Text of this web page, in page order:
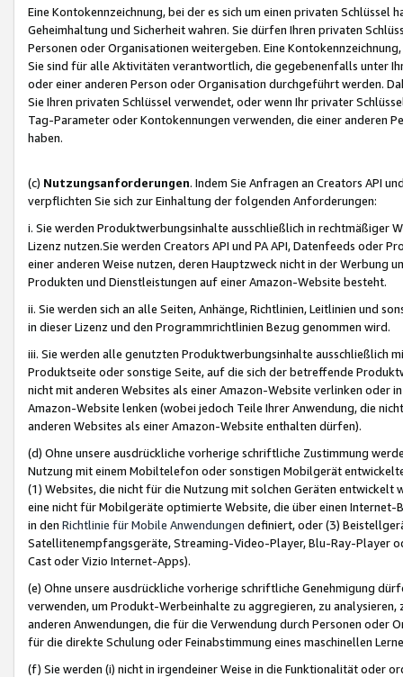
Eine Kontokennzeichnung, bei der es sich um einen privaten
Geheimhaltung und Sicherheit wahren. Sie dürfen Ihren privaten
Personen oder Organisationen weitergeben. Eine
Sie sind für alle Aktivitäten verantwortlich, die gegebenenfalls unter
oder einer anderen Person oder Organisation durchgeführt werden.
Sie Ihren privaten Schlüssel verwendet, oder wenn Ihr privater
Tag-Parameter oder Kontokennungen verwenden, die einer anderen
haben.
(c) Nutzungsanforderungen. Indem Sie Anfragen an Creators API
verpflichten Sie sich zur Einhaltung der folgenden Anforderungen:
i. Sie werden Produktwerbungsinhalte ausschließlich in rechtmäßiger
Lizenz nutzen.Sie werden Creators API und PA API, Datenfeeds oder
einer anderen Weise nutzen, deren Hauptzweck nicht in der Werbung
Produkten und Dienstleistungen auf einer Amazon-Website besteht.
ii. Sie werden sich an alle Seiten, Anhänge, Richtlinien, Leitlinien und
in dieser Lizenz und den Programmrichtlinien Bezug genommen wird.
iii. Sie werden alle genutzten Produktwerbungsinhalte ausschließlich
Produktseite oder sonstige Seite, auf die sich der betreffende
nicht mit anderen Websites als einer Amazon-Website verlinken oder
Amazon-Website lenken (wobei jedoch Teile Ihrer Anwendung, die
anderen Websites als einer Amazon-Website enthalten dürfen).
(d) Ohne unsere ausdrückliche vorherige schriftliche Zustimmung
Nutzung mit einem Mobiltelefon oder sonstigen Mobilgerät
(1) Websites, die nicht für die Nutzung mit solchen Geräten
eine nicht für Mobilgeräte optimierte Website, die über einen
in den Richtlinie für Mobile Anwendungen definiert, oder (3)
Satellitenempfangsgeräte, Streaming-Video-Player, Blu-Ray-Player
Cast oder Vizio Internet-Apps).
(e) Ohne unsere ausdrückliche vorherige schriftliche Genehmigung
verwenden, um Produkt-Werbeinhalte zu aggregieren, zu
anderen Anwendungen, die für die Verwendung durch Personen
für die direkte Schulung oder Feinabstimmung eines maschinellen
(f) Sie werden (i) nicht in irgendeiner Weise in die Funktionalität oder